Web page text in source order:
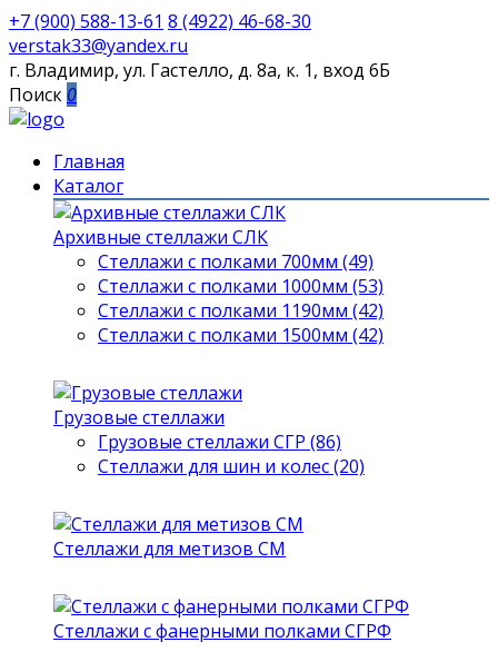
+7 (900) 588-13-61 8 (4922) 46-68-30
verstak33@yandex.ru
г. Владимир, ул. Гастелло, д. 8а, к. 1, вход 6Б
Поиск 0
Главная
Каталог
Архивные стеллажи СЛК
Стеллажи с полками 700мм (49)
Стеллажи с полками 1000мм (53)
Стеллажи с полками 1190мм (42)
Стеллажи с полками 1500мм (42)
Грузовые стеллажи
Грузовые стеллажи СГР (86)
Стеллажи для шин и колес (20)
Стеллажи для метизов СМ
Стеллажи с фанерными полками СГРФ